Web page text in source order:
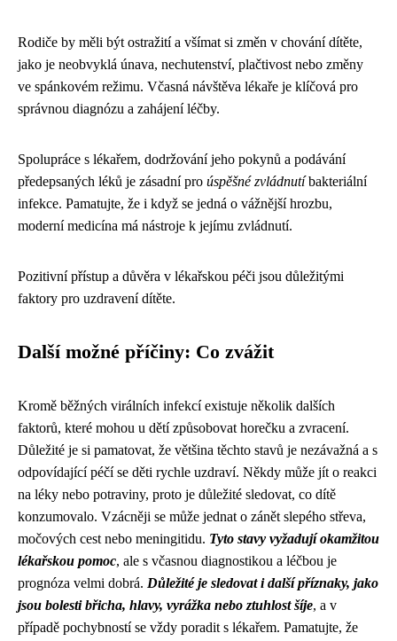
Rodiče by měli být ostražití a všímat si změn v chování dítěte,
jako je neobvyklá únava, nechutenství, plačtivost nebo změny
ve spánkovém režimu. Včasná návštěva lékaře je klíčová pro
správnou diagnózu a zahájení léčby.
Spolupráce s lékařem, dodržování jeho pokynů a podávání
předepsaných léků je zásadní pro úspěšné zvládnutíbakteriální
infekce. Pamatujte, že i když se jedná o vážnější hrozbu,
moderní medicína má nástroje k jejímu zvládnutí.
Pozitivní přístup a důvěra v lékařskou péči jsou důležitými
faktory pro uzdravení dítěte.
Další možné příčiny: Co zvážit
Kromě běžných virálních infekcí existuje několik dalších
faktorů, které mohou u dětí způsobovat horečku a zvracení.
Důležité je si pamatovat, že většina těchto stavů je nezávažná a s
odpovídající péčí se děti rychle uzdraví. Někdy může jít o reakci
na léky nebo potraviny, proto je důležité sledovat, co dítě
konzumovalo. Vzácněji se může jednat o zánět slepého střeva,
močových cest nebo meningitidu. Tyto stavy vyžadují okamžitou
lékařskou pomoc, ale s včasnou diagnostikou a léčbou je
prognóza velmi dobrá. Důležité je sledovat i další příznaky, jako
jsou bolesti břicha, hlavy, vyrážka nebo ztuhlost šíje, a v
případě pochybností se vždy poradit s lékařem. Pamatujte, že